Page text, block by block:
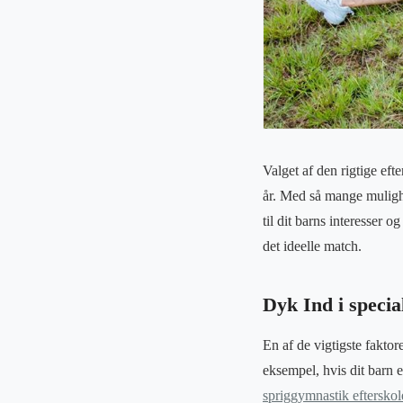
Valget af den rigtige
år. Med så mange
til dit barns interesser
det ideelle match.
Dyk Ind i
En af de vigtigste
eksempel, hvis dit barn
spriggymnastik